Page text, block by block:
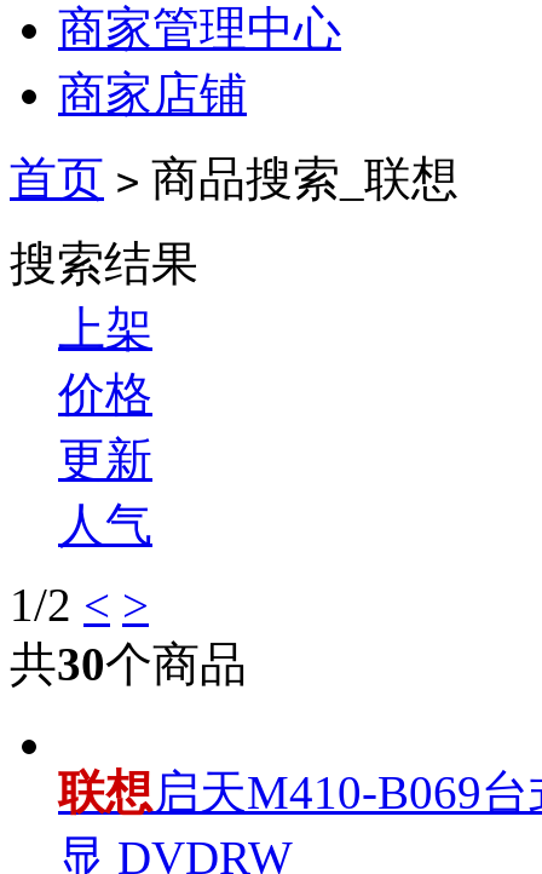
商家管理中心
商家店铺
首页 > 商品搜索_联想
搜索结果
上架
价格
更新
人气
1/2 < >
共30个商品
联想启天M410-B069
显 DVDRW